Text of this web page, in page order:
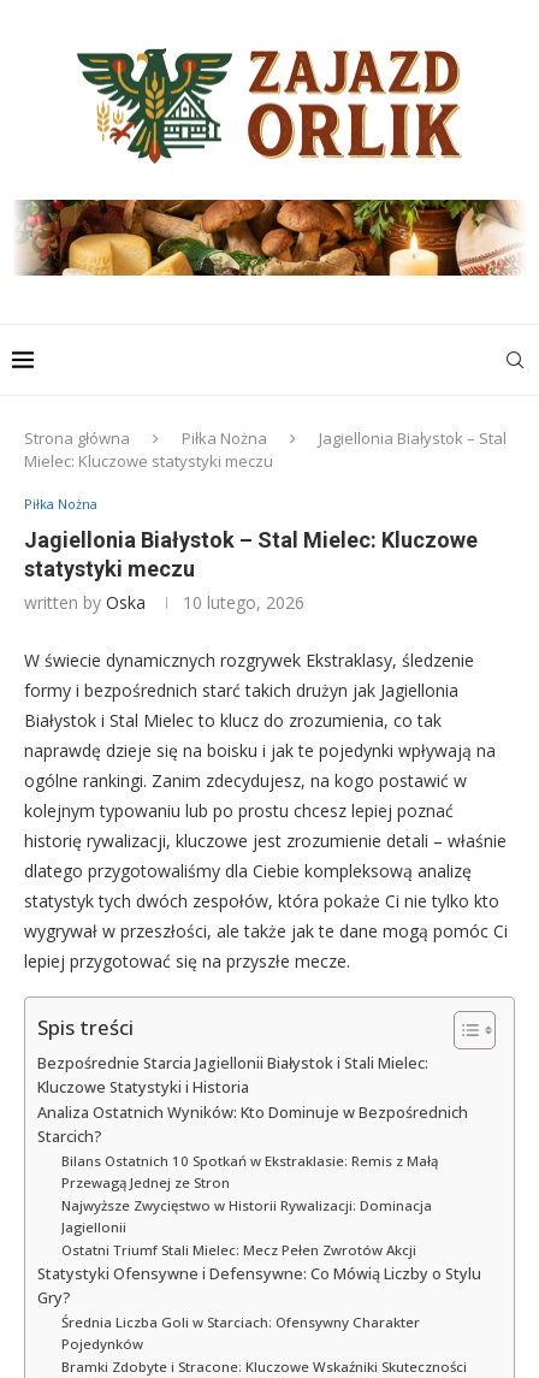
Strona główna Piłka Nożna
Jagiellonia Białystok – Stal
Mielec: Kluczowe statystyki meczu
Piłka Nożna
Jagiellonia Białystok – Stal Mielec: Kluczowe
statystyki meczu
written by Oska 10 lutego, 2026
W świecie dynamicznych rozgrywek Ekstraklasy, śledzenie
formy i bezpośrednich starć takich drużyn jak Jagiellonia
Białystok i Stal Mielec to klucz do zrozumienia, co tak
naprawdę dzieje się na boisku i jak te pojedynki wpływają na
ogólne rankingi. Zanim zdecydujesz, na kogo postawić w
kolejnym typowaniu lub po prostu chcesz lepiej poznać
historię rywalizacji, kluczowe jest zrozumienie detali – właśnie
dlatego przygotowaliśmy dla Ciebie kompleksową analizę
statystyk tych dwóch zespołów, która pokaże Ci nie tylko kto
wygrywał w przeszłości, ale także jak te dane mogą pomóc Ci
lepiej przygotować się na przyszłe mecze.
Spis treści
Bezpośrednie Starcia Jagiellonii Białystok i Stali Mielec:
Kluczowe Statystyki i Historia
Analiza Ostatnich Wyników: Kto Dominuje w Bezpośrednich
Starcich?
Bilans Ostatnich 10 Spotkań w Ekstraklasie: Remis z Małą
Przewagą Jednej ze Stron
Najwyższe Zwycięstwo w Historii Rywalizacji: Dominacja
Jagiellonii
Ostatni Triumf Stali Mielec: Mecz Pełen Zwrotów Akcji
Statystyki Ofensywne i Defensywne: Co Mówią Liczby o Stylu
Gry?
Średnia Liczba Goli w Starciach: Ofensywny Charakter
Pojedynków
Bramki Zdobyte i Stracone: Kluczowe Wskaźniki Skuteczności